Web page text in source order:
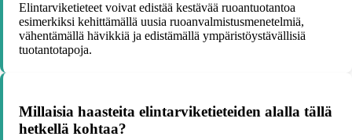
Elintarviketieteet voivat edistää kestävää ruoantuotantoa
esimerkiksi kehittämällä uusia ruoanvalmistusmenetelmiä,
vähentämällä hävikkiä ja edistämällä ympäristöystävällisiä
tuotantotapoja.
Millaisia haasteita elintarviketieteiden alalla tällä
hetkellä kohtaa?